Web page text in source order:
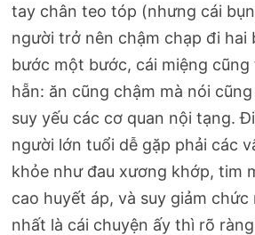
tay chân teo tóp (nhưng cái
người trở nên chậm chạp đi hai
bước một bước, cái miệng
hẵn: ăn cũng chậm mà nói
suy yếu các cơ quan nội tạng.
người lớn tuổi dễ gặp phải các
khỏe như đau xương khớp, tim
cao huyết áp, và suy giảm chức
nhất là cái chuyện ấy thì rõ